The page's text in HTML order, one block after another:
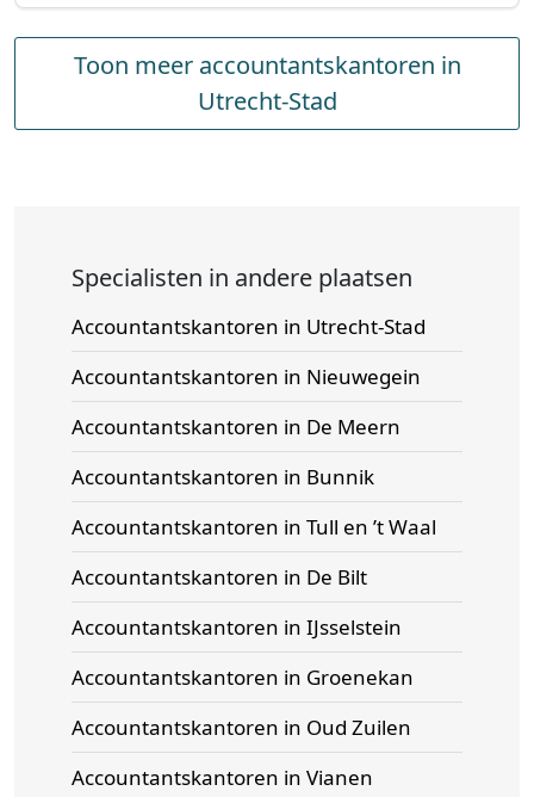
Toon meer accountantskantoren in
Utrecht-Stad
Specialisten in andere plaatsen
Accountantskantoren in Utrecht-Stad
Accountantskantoren in Nieuwegein
Accountantskantoren in De Meern
Accountantskantoren in Bunnik
Accountantskantoren in Tull en ’t Waal
Accountantskantoren in De Bilt
Accountantskantoren in IJsselstein
Accountantskantoren in Groenekan
Accountantskantoren in Oud Zuilen
Accountantskantoren in Vianen